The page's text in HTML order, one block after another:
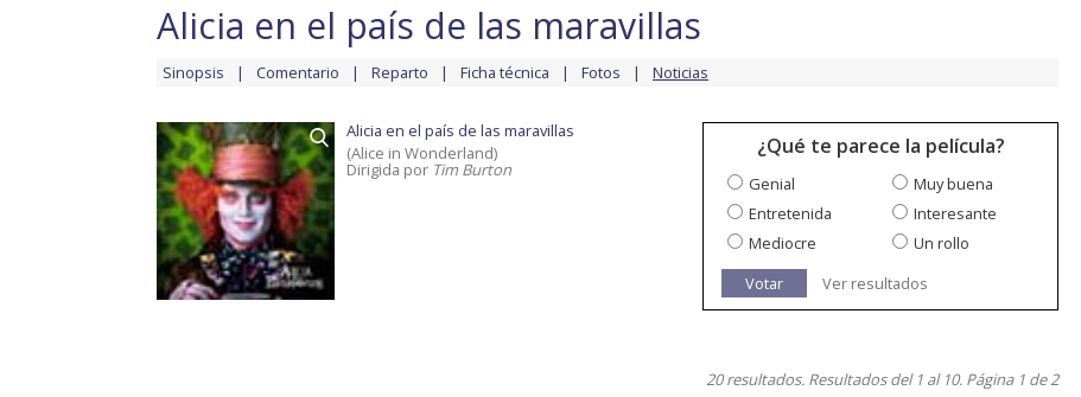
Alicia en el país de las maravillas
Sinopsis Comentario Reparto Ficha técnica Fotos Noticias
Alicia en el país de las maravillas
(Alice in Wonderland)
Dirigida por Tim Burton
¿Qué te parece la película?
Genial
Muy buena
Entretenida
Interesante
Mediocre
Un rollo
Votar
Ver resultados
20 resultados. Resultados del 1 al 10. Página 1 de 2